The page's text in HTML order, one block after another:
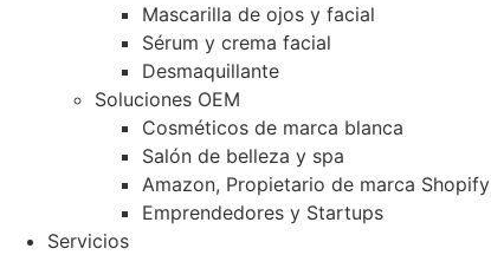
Mascarilla de ojos y facial
Sérum y crema facial
Desmaquillante
Soluciones OEM
Cosméticos de marca blanca
Salón de belleza y spa
Amazon, Propietario de marca Shopify
Emprendedores y Startups
Servicios